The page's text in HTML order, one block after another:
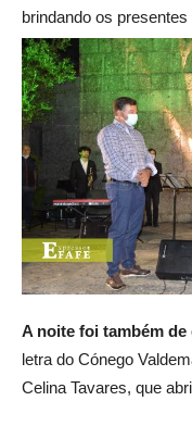
brindando os
A noite foi também
letra do Cónego
Celina Tavares, que